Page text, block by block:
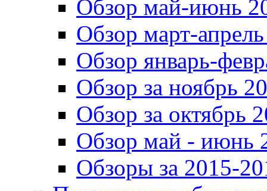
Обзор май-июнь
Обзор март-
Обзор январь-
Обзор за ноябрь
Обзор за октябрь
Обзор май - июнь
Обзоры за 2015-